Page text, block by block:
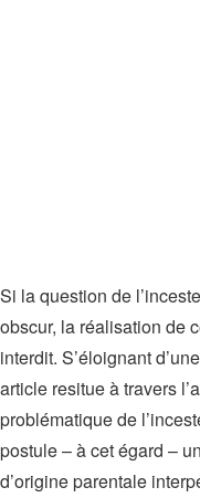
Si la question de
obscur, la réalisation de
interdit. S’éloignant
article resitue à travers
problématique de
postule – à cet égard –
d’origine parentale